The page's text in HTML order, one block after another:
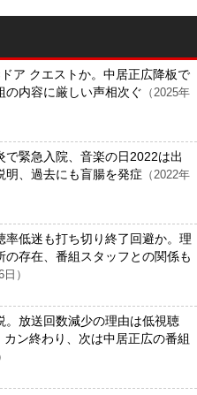
ア クエストか。中居正広降板で
の内容に厳しい声相次ぐ （2025年
で緊急入院、音楽の日2022は出
明、過去にも盲腸を発症 （2022年
率低迷も打ち切り終了回避か。理
の存在、番組スタッフとの関係も
）
。放送回数減少の理由は低視聴
ン終わり、次は中居正広の番組